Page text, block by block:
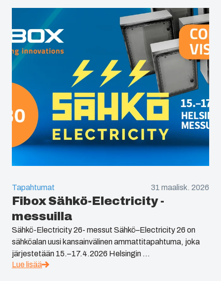
Tapahtumat 31 maalisk. 2026
Fibox Sähkö-Electricity -
messuilla
Sähkö-Electricity 26- messut Sähkö–Electricity 26 on
sähköalan uusi kansainvälinen ammattitapahtuma, joka
järjestetään 15.–17.4.2026 Helsingin ...
Lue lisää